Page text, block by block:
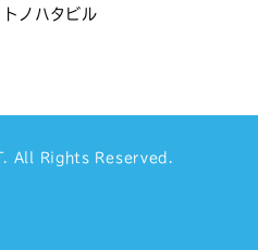
ノハタビル
. All Rights Reserved.